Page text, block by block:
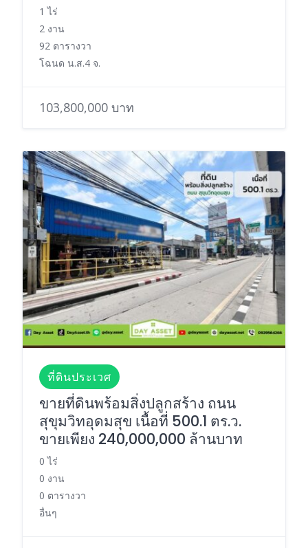
1 ไร่
2 งาน
92 ตารางวา
โฉนด น.ส.4 จ.
103,800,000 บาท
ที่ดินประเวศ
ขายที่ดินพร้อมสิ่งปลูกสร้าง ถนน
สุขุมวิทอุดมสุข เนื้อที่ 500.1 ตร.ว.
ขายเพียง 240,000,000 ล้านบาท
0 ไร่
0 งาน
0 ตารางวา
อื่นๆ